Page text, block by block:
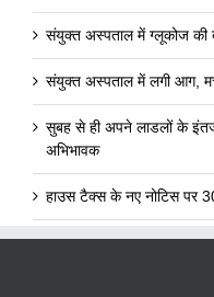
संयुक्त अस्पताल में ग्लूकोज की
संयुक्त अस्पताल में लगी आग,
सुबह से ही अपने लाडलों के
अभिभावक
हाउस टैक्स के नए नोटिस पर